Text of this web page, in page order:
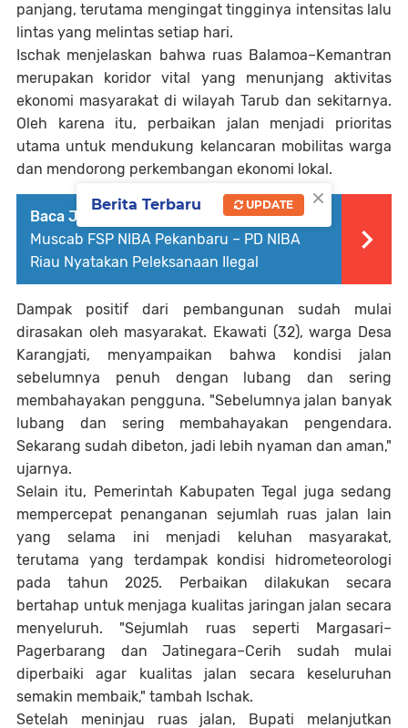
panjang, terutama mengingat tingginya intensitas lalu
lintas yang melintas setiap hari.
Ischak menjelaskan bahwa ruas Balamoa–Kemantran
merupakan koridor vital yang menunjang aktivitas
ekonomi masyarakat di wilayah Tarub dan sekitarnya.
Oleh karena itu, perbaikan jalan menjadi prioritas
utama untuk mendukung kelancaran mobilitas warga
dan mendorong perkembangan ekonomi lokal.
Baca Juga :
KETUA KSPI Sorot Polemik
Muscab FSP NIBA Pekanbaru – PD NIBA
Riau Nyatakan Peleksanaan Ilegal
Dampak positif dari pembangunan sudah mulai
dirasakan oleh masyarakat. Ekawati (32), warga Desa
Karangjati, menyampaikan bahwa kondisi jalan
sebelumnya penuh dengan lubang dan sering
membahayakan pengguna. "Sebelumnya jalan banyak
lubang dan sering membahayakan pengendara.
Sekarang sudah dibeton, jadi lebih nyaman dan aman,"
ujarnya.
Selain itu, Pemerintah Kabupaten Tegal juga sedang
mempercepat penanganan sejumlah ruas jalan lain
yang selama ini menjadi keluhan masyarakat,
terutama yang terdampak kondisi hidrometeorologi
pada tahun 2025. Perbaikan dilakukan secara
bertahap untuk menjaga kualitas jaringan jalan secara
menyeluruh. "Sejumlah ruas seperti Margasari–
Pagerbarang dan Jatinegara–Cerih sudah mulai
diperbaiki agar kualitas jalan secara keseluruhan
semakin membaik," tambah Ischak.
Setelah meninjau ruas jalan, Bupati melanjutkan
×
Berita Terbaru UPDATE